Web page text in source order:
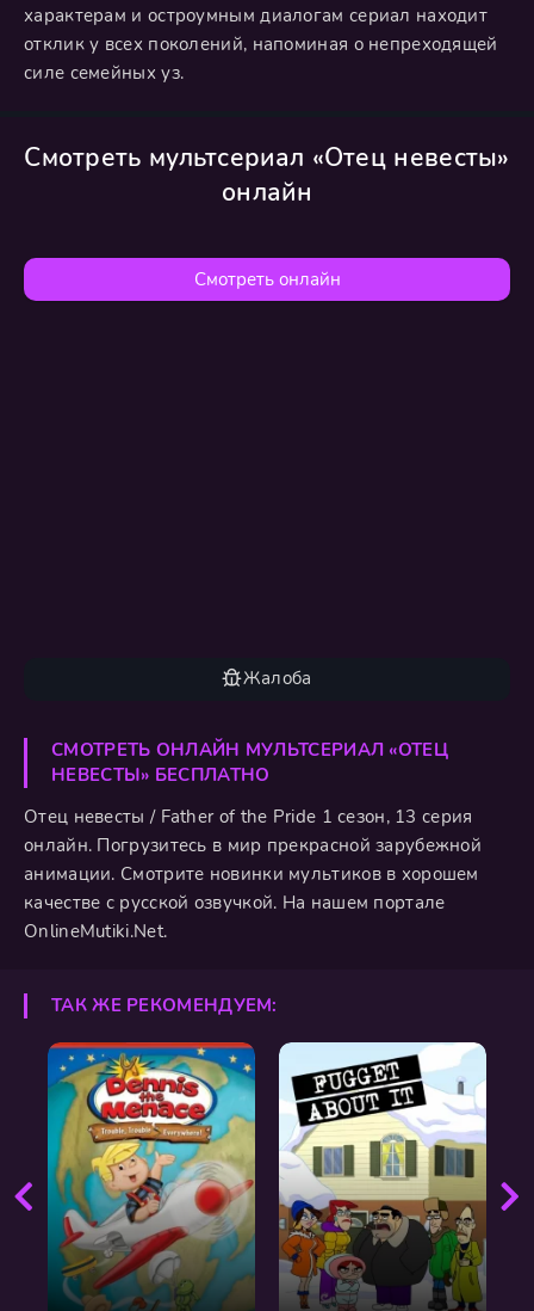
характерам и остроумным диалогам сериал находит
отклик у всех поколений, напоминая о непреходящей
силе семейных уз.
Смотреть мультсериал «Отец невесты»
онлайн
Смотреть онлайн
Жалоба
СМОТРЕТЬ ОНЛАЙН МУЛЬТСЕРИАЛ «ОТЕЦ
НЕВЕСТЫ» БЕСПЛАТНО
Отец невесты / Father of the Pride 1 сезон, 13 серия
онлайн. Погрузитесь в мир прекрасной зарубежной
анимации. Смотрите новинки мультиков в хорошем
качестве с русской озвучкой. На нашем портале
OnlineMutiki.Net.
ТАК ЖЕ РЕКОМЕНДУЕМ: